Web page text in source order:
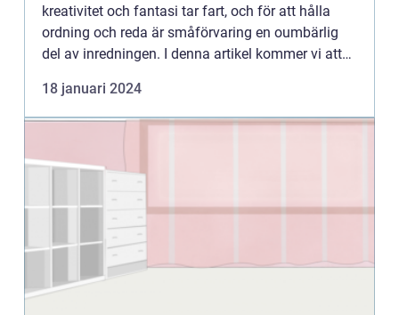
kreativitet och fantasi tar fart, och för att hålla
ordning och reda är småförvaring en oumbärlig
del av inredningen. I denna artikel kommer vi att
barnrum, prese...
18 januari 2024